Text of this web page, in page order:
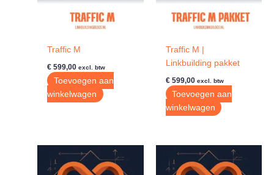
Traffic M
€ 599,00 excl. btw
Toevoegen aan
winkelwagen
Traffic M |
Linkbuilding pakket
€599,00 excl. btw
Toevoegen aan
winkelwagen